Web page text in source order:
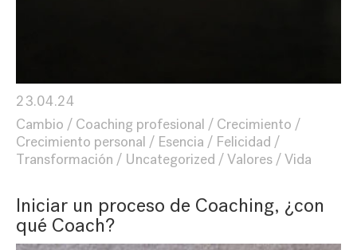
23.04.24
Cambio
Coaching profesional
Crecimiento
Crecimiento personal
Esencia
Felicidad
Transformación
Uncategorized Valores Vida
Iniciar un proceso de Coaching, ¿con
qué Coach?